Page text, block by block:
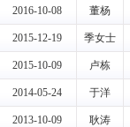
销目录等全国性投
销目录等全国性投
独家垄断性经营权益。
经销商销售情况派人
给予相应的政策，充
2016-10-08 董杨
2015-12-19 季女士
2015-10-09 卢栋
2014-05-24 于洋
2013-10-09 耿涛